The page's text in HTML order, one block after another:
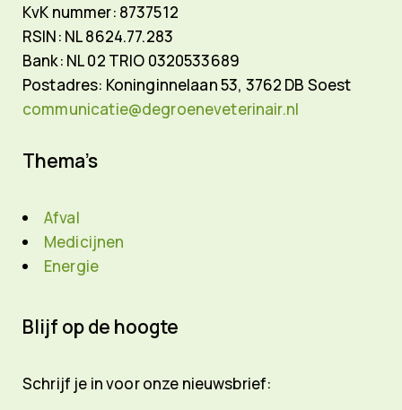
KvK nummer: 8737512
RSIN: NL 8624.77.283
Bank: NL 02 TRIO 0320533689
Postadres: Koninginnelaan 53, 3762 DB Soest
communicatie@degroeneveterinair.nl
Thema’s
Afval
Medicijnen
Energie
Blijf op de hoogte
Schrijf je in voor onze nieuwsbrief: